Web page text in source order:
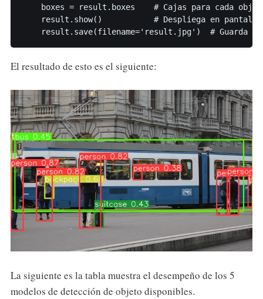
boxes = result.boxes    # Cajas para cada
    result.show()           # Despliega en pantalla
result.save(filename='result.jpg')  # Guarda
El resultado de esto es el siguiente:
La siguiente es la tabla muestra el desempeño de los 5
modelos de detección de objeto disponibles.